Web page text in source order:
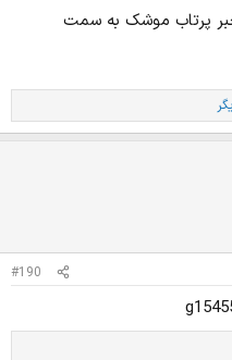
پرتاب موشک به سمت
#190